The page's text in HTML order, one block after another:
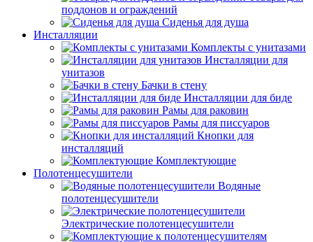
поддонов и ограждений
Сиденья для душа
Инсталляции
Комплекты с унитазами
Инсталляции для
унитазов
Бачки в стену
Инсталляции для биде
Рамы для раковин
Рамы для писсуаров
Кнопки для
инсталляций
Комплектующие
Полотенцесушители
Водяные
полотенцесушители
Электрические полотенцесушители